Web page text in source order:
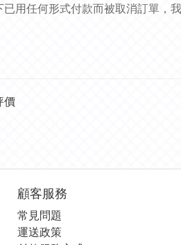
用任何形式付款而被取消訂單，
價
顧客服務
常見問題
運送政策